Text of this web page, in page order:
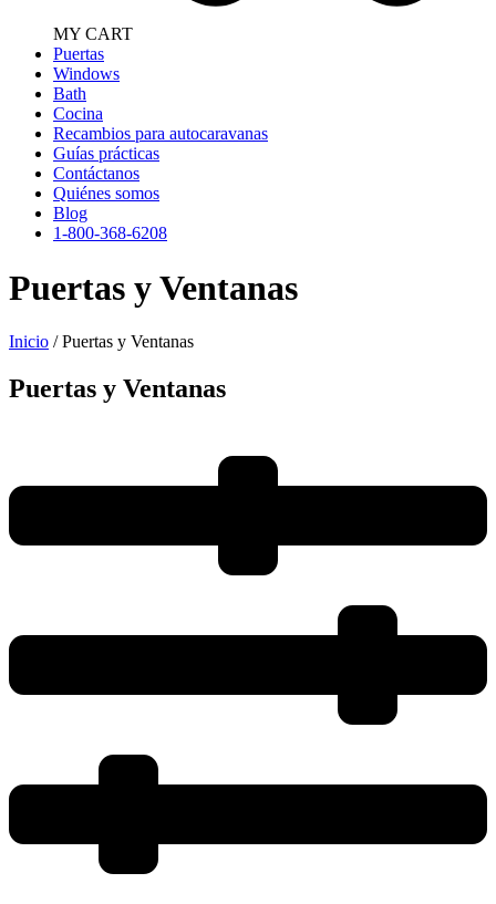
MY CART
Puertas
Windows
Bath
Cocina
Recambios para autocaravanas
Guías prácticas
Contáctanos
Quiénes somos
Blog
1-800-368-6208
Puertas y Ventanas
Inicio / Puertas y Ventanas
Puertas y Ventanas